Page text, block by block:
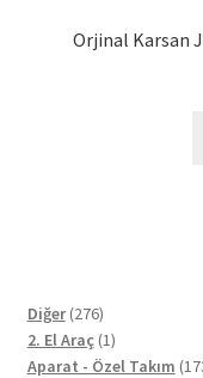
Orjinal Karsan
Diğer 276276
ürün
2. El Araç 11
ürün
Aparat - Özel Takım